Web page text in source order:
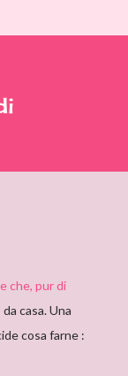
che, pur di
casa. Una
cosa farne :